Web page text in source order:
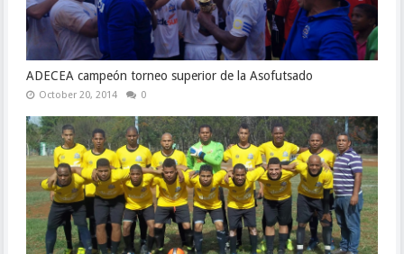
ADECEA campeón torneo superior de la Asofutsado
October 20, 2014 0